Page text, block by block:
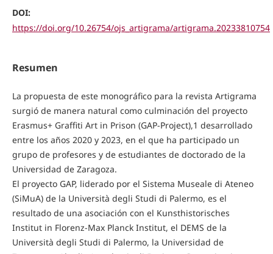
DOI:
https://doi.org/10.26754/ojs_artigrama/artigrama.20233810754
Resumen
La propuesta de este monográfico para la revista Artigrama
surgió de manera natural como culminación del proyecto
Erasmus+ Graffiti Art in Prison (GAP-Project),1 desarrollado
entre los años 2020 y 2023, en el que ha participado un
grupo de profesores y de estudiantes de doctorado de la
Universidad de Zaragoza.
El proyecto GAP, liderado por el Sistema Museale di Ateneo
(SiMuA) de la Università degli Studi di Palermo, es el
resultado de una asociación con el Kunsthistorisches
Institut in Florenz-Max Planck Institut, el DEMS de la
Università degli Studi di Palermo, la Universidad de